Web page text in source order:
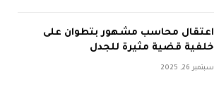
اعتقال محاسب مشهور بتطوان على
خلفية قضية مثيرة للجدل
سبتمبر 26, 2025